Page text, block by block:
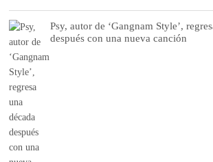
Psy, autor de ‘Gangnam Style’,
después con una nueva canción